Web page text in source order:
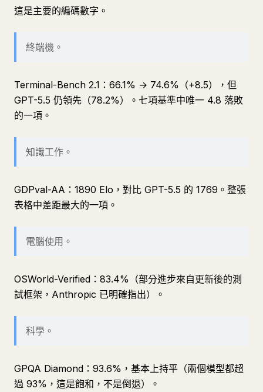
這是主要的編碼數字。
終端機。
Terminal-Bench 2.1：66.1% → 74.6%（+8.5），但
GPT-5.5 仍領先（78.2%）。七項基準中唯一 4.8 落敗
的一項。
知識工作。
GDPval-AA：1890 Elo，對比 GPT-5.5 的 1769。整張
表格中差距最大的一項。
電腦使用。
OSWorld-Verified：83.4%（部分進步來自更新後的測
試框架，Anthropic 已明確指出）。
科學。
GPQA Diamond：93.6%，基本上持平（兩個模型都超
過 93%，這是飽和，不是倒退）。